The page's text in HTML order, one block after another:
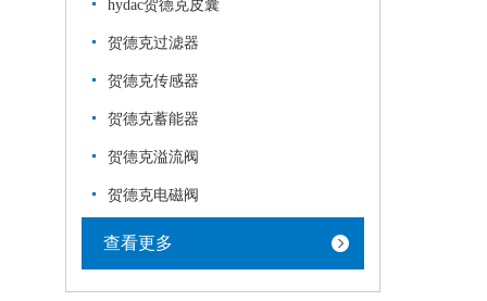
hydac贺德克皮囊
贺德克过滤器
贺德克传感器
贺德克蓄能器
贺德克溢流阀
贺德克电磁阀
查看更多